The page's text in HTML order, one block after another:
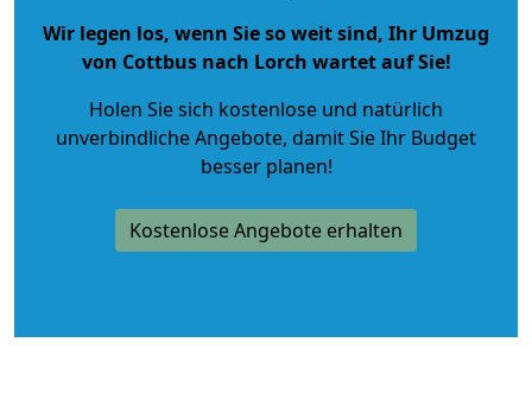
Wir legen los, wenn Sie so weit sind, Ihr Umzug
von Cottbus nach Lorch wartet auf Sie!
Holen Sie sich kostenlose und natürlich
unverbindliche Angebote, damit Sie Ihr Budget
besser planen!
Kostenlose Angebote erhalten